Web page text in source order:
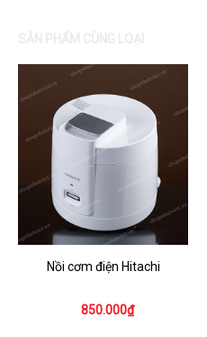
Nồi cơm điện Hitachi
850.000₫